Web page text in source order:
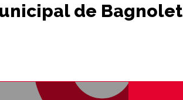
de Bagnolet